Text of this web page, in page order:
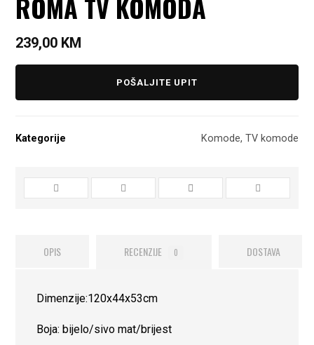
239,00 KM
POŠALJITE UPIT
Kategorije Komode, TV komode
OPIS RECENZIJE 0 DOSTAVA
Dimenzije:120x44x53cm
Boja: bijelo/sivo mat/brijest